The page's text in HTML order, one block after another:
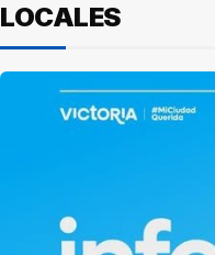
LOCALES